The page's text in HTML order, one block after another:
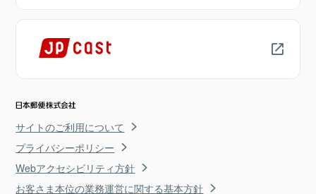
サイトのご利用について
プライバシーポリシー
Webアクセシビリティ方針
お客さま本位の業務運営に関する基本方針